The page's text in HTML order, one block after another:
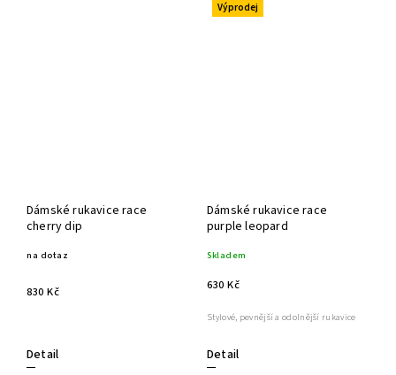
Dámské rukavice race
cherry dip
na dotaz
830 Kč
Detail
Výprodej
Dámské rukavice race
purple leopard
Skladem
630 Kč
Detail
Stylové, pevnější a odolnější rukavice